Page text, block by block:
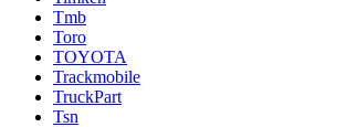
Tmb
Toro
TOYOTA
Trackmobile
TruckPart
Tsn